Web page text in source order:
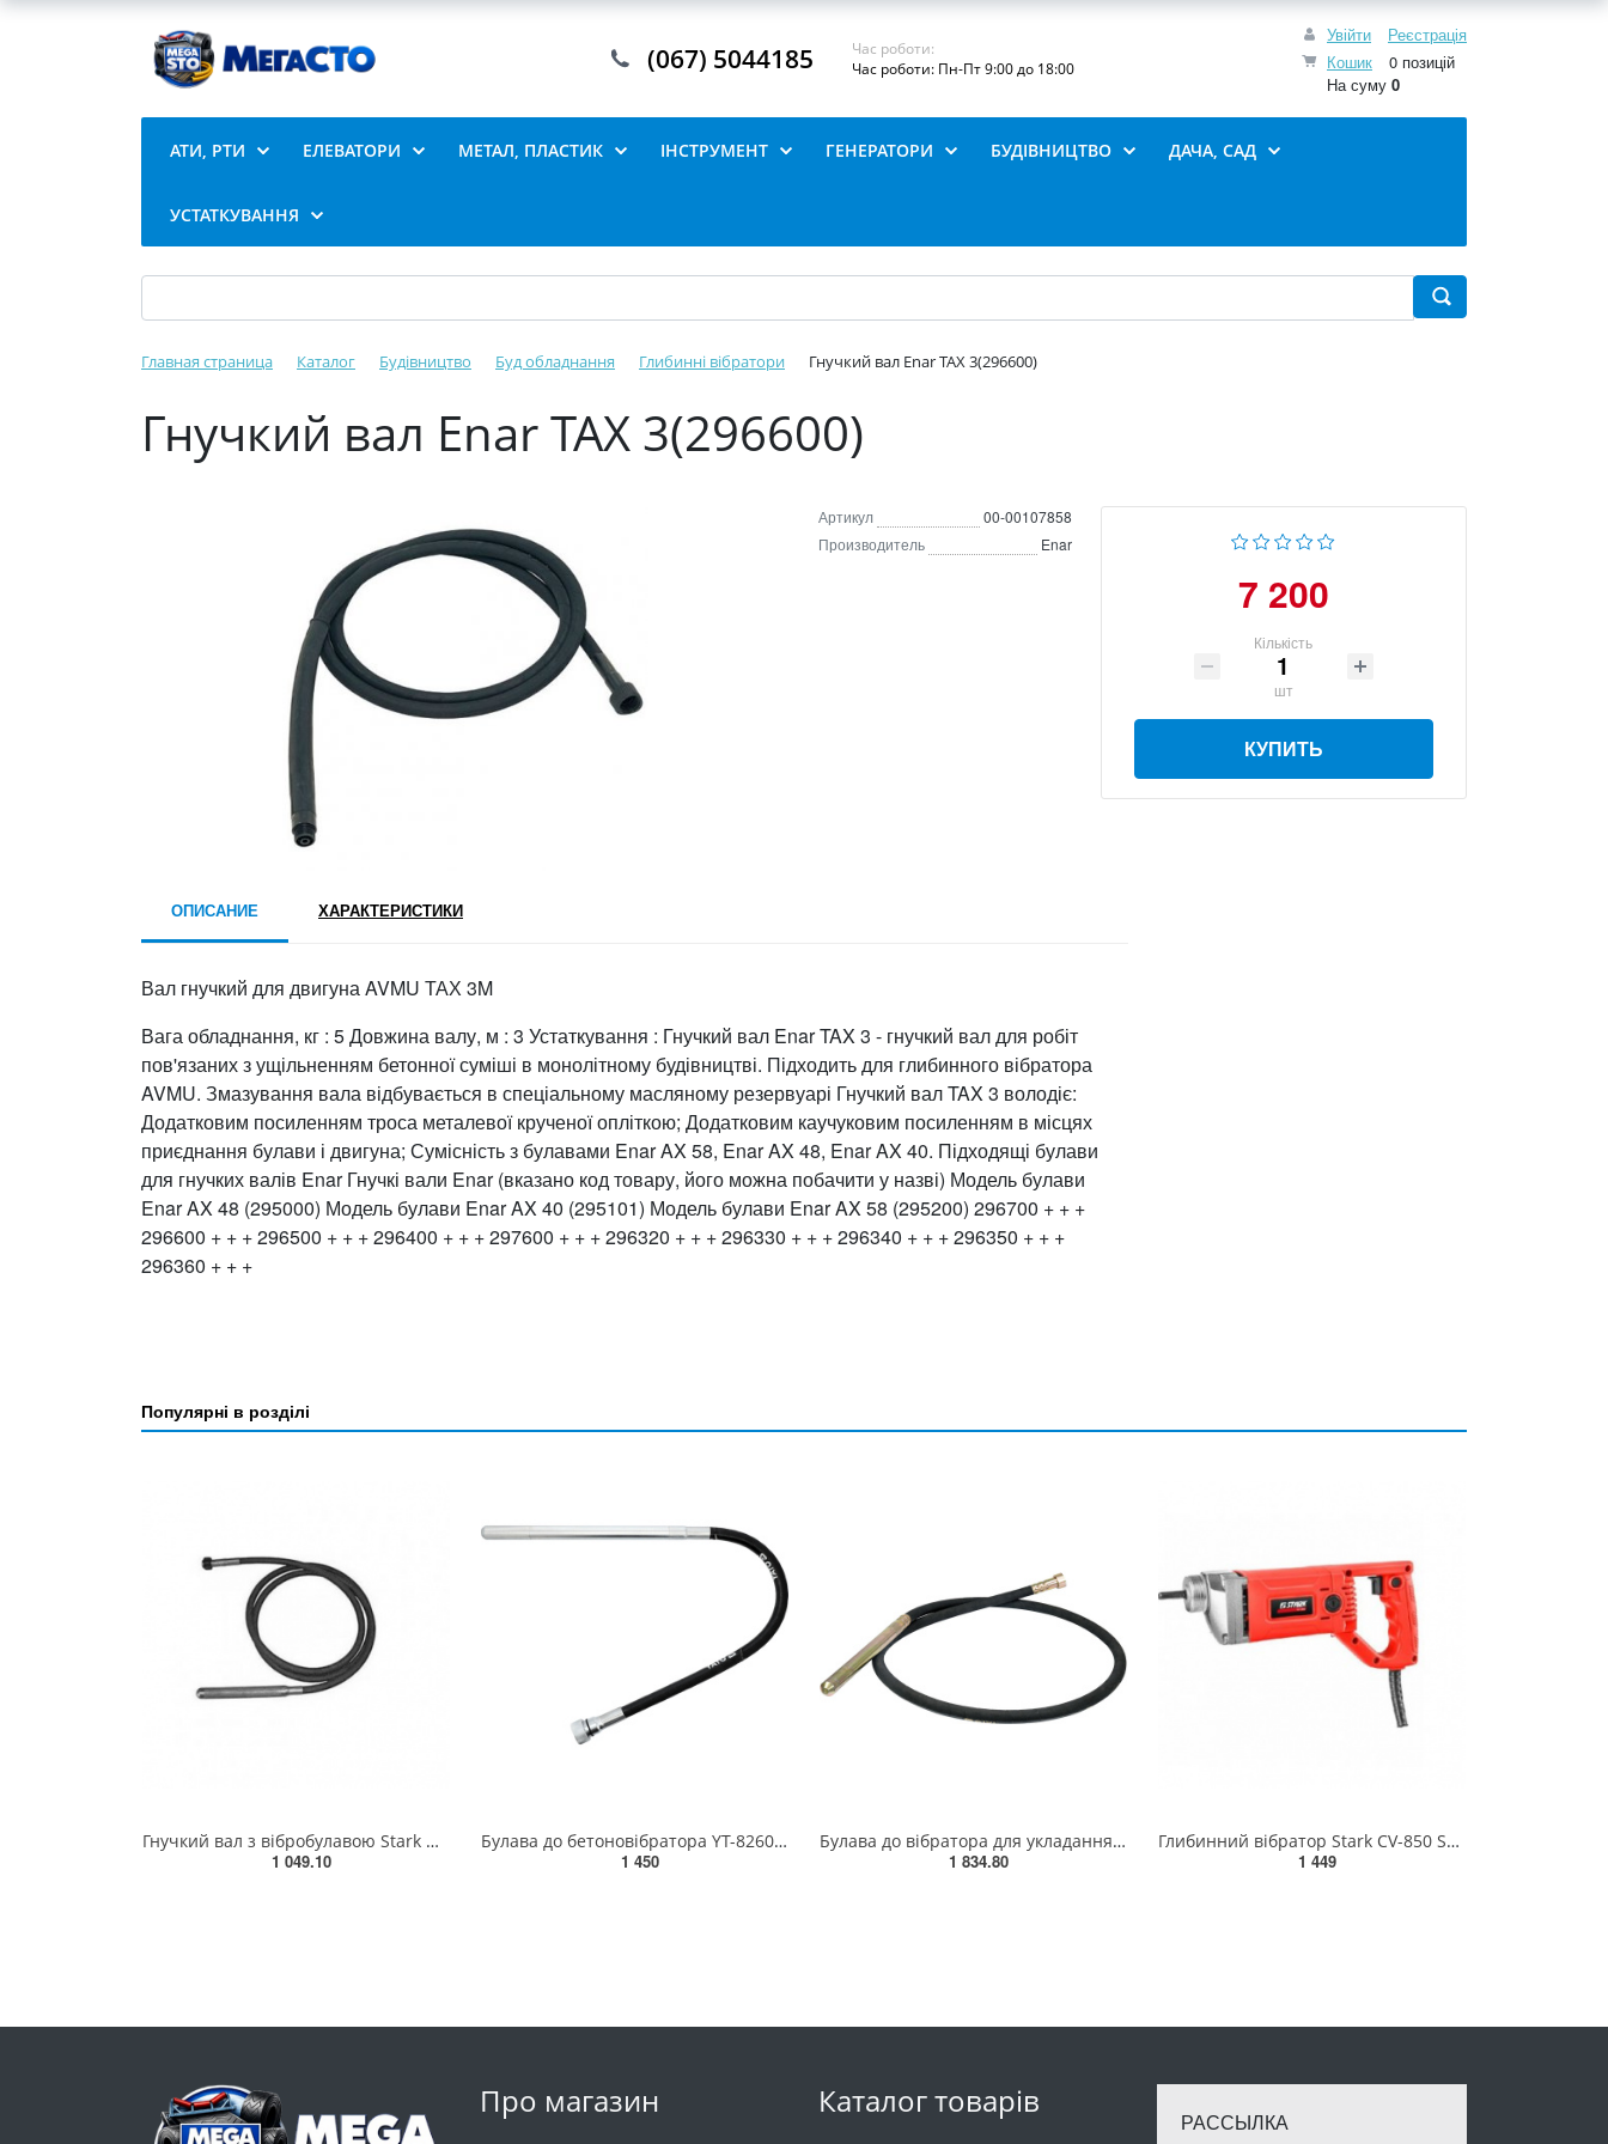
Увійти
Реєстрація
Кошик
0 позицій
На суму 0
(067) 5044185
Час роботи:
Час роботи: Пн-Пт 9:00 до 18:00
АТИ, РТИ ЕЛЕВАТОРИ МЕТАЛ, ПЛАСТИК ІНСТРУМЕНТ ГЕНЕРАТОРИ БУДІВНИЦТВО ДАЧА, САД
УСТАТКУВАННЯ
Главная страница Каталог Будівництво Буд обладнання Глибинні вібратори Гнучкий вал Enar TAX 3(296600)
Гнучкий вал Enar TAX 3(296600)
Артикул
00-00107858
Производитель
Enar
7 200
Кількість
шт
КУПИТЬ
ОПИСАНИЕ ХАРАКТЕРИСТИКИ
Вал гнучкий для двигуна AVMU ТАХ 3M
Вага обладнання, кг : 5 Довжина валу, м : 3 Устаткування : Гнучкий вал Enar TAX 3 - гнучкий вал для робіт
пов'язаних з ущільненням бетонної суміші в монолітному будівництві. Підходить для глибинного вібратора
AVMU. Змазування вала відбувається в спеціальному масляному резервуарі Гнучкий вал TAX 3 володіє:
Додатковим посиленням троса металевої крученої опліткою; Додатковим каучуковим посиленням в місцях
приєднання булави і двигуна; Сумісність з булавами Enar AX 58, Enar AX 48, Enar AX 40. Підходящі булави
для гнучких валів Enar Гнучкі вали Enar (вказано код товару, його можна побачити у назві) Модель булави
Enar AX 48 (295000) Модель булави Enar AX 40 (295101) Модель булави Enar AX 58 (295200) 296700 + + +
296600 + + + 296500 + + + 296400 + + + 297600 + + + 296320 + + + 296330 + + + 296340 + + + 296350 + + +
296360 + + +
Популярні в розділі
Гнучкий вал з вібробулавою Stark HVZ1.535 SE 120050016.01(120050016.01)
1 049.10
Булава до бетоновібратора YT-82604 YATO L= 1.2 м, Ø= 25 мм [4/60] YT-82597
1 450
Булава до вібратора для укладання бетону YT-82600; l= 3 м, Ø= 35 мм ZY82600-29
1 834.80
Глибинний вібратор Stark CV-850 SE Industrial 220 В(120050016)
1 449
Про магазин Каталог товарів
РАССЫЛКА